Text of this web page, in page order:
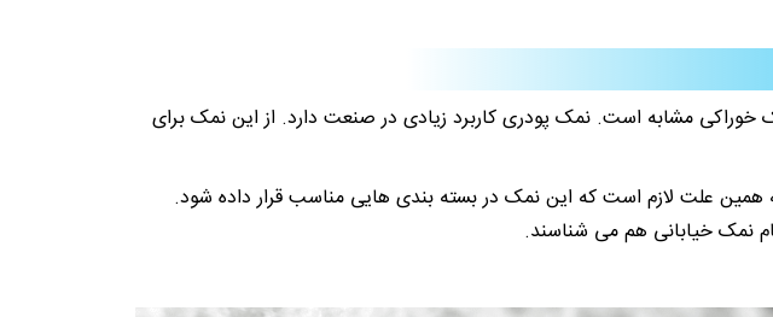
خوراکی مشابه است. نمک پودری کاربرد زیادی در صنعت دارد. از این نمک برای
علت لازم است که این نمک در بسته بندی هایی مناسب قرار داده شود.
نمک خیابانی هم می شناسند.